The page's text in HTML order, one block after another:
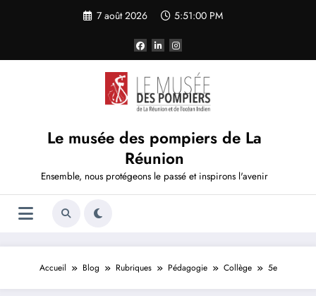
7 août 2026 5:51:01 PM
Le musée des pompiers de La
Réunion
Ensemble, nous protégeons le passé et inspirons l'avenir
Accueil Blog Rubriques Pédagogie Collège 5e